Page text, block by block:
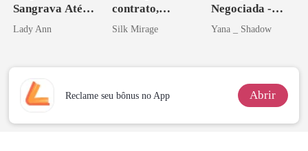
Sangrava Até a
Morte, Ele
Ela
Lady Ann
contrato,
obsessão eterna
Silk Mirage
Negociada -
Uma flor para o
Yana _ Shadow
Reclame seu bônus no App Abrir